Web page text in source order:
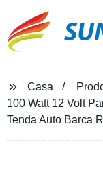
Casa
100 Watt 12 Volt
Tenda Auto Barca